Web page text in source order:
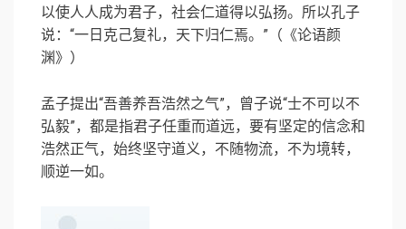
以使人人成为君子，社会仁道得以弘扬。所以孔子
说：“一日克己复礼，天下归仁焉。”（《论语颜
渊》）
孟子提出“吾善养吾浩然之气”，曾子说“士不可以不
弘毅”，都是指君子任重而道远，要有坚定的信念和
浩然正气，始终坚守道义，不随物流，不为境转，
顺逆一如。